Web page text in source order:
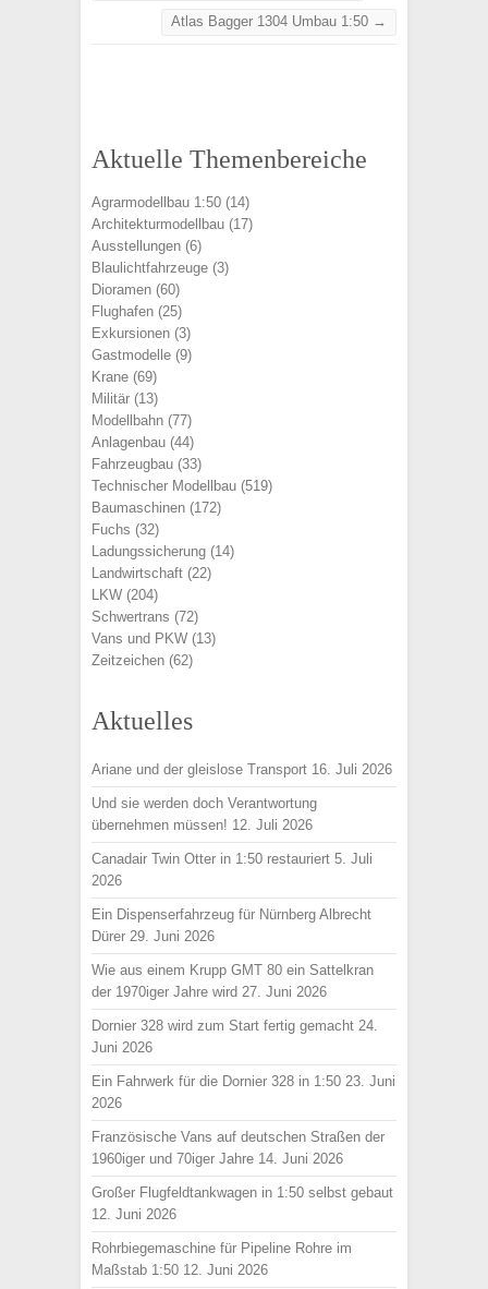
Atlas Bagger 1304 Umbau 1:50 →
Aktuelle Themenbereiche
Agrarmodellbau 1:50 (14)
Architekturmodellbau (17)
Ausstellungen (6)
Blaulichtfahrzeuge (3)
Dioramen (60)
Flughafen (25)
Exkursionen (3)
Gastmodelle (9)
Krane (69)
Militär (13)
Modellbahn (77)
Anlagenbau (44)
Fahrzeugbau (33)
Technischer Modellbau (519)
Baumaschinen (172)
Fuchs (32)
Ladungssicherung (14)
Landwirtschaft (22)
LKW (204)
Schwertrans (72)
Vans und PKW (13)
Zeitzeichen (62)
Aktuelles
Ariane und der gleislose Transport 16. Juli 2026
Und sie werden doch Verantwortung
übernehmen müssen! 12. Juli 2026
Canadair Twin Otter in 1:50 restauriert 5. Juli
2026
Ein Dispenserfahrzeug für Nürnberg Albrecht
Dürer 29. Juni 2026
Wie aus einem Krupp GMT 80 ein Sattelkran
der 1970iger Jahre wird 27. Juni 2026
Dornier 328 wird zum Start fertig gemacht 24.
Juni 2026
Ein Fahrwerk für die Dornier 328 in 1:50 23. Juni
2026
Französische Vans auf deutschen Straßen der
1960iger und 70iger Jahre 14. Juni 2026
Großer Flugfeldtankwagen in 1:50 selbst gebaut
12. Juni 2026
Rohrbiegemaschine für Pipeline Rohre im
Maßstab 1:50 12. Juni 2026